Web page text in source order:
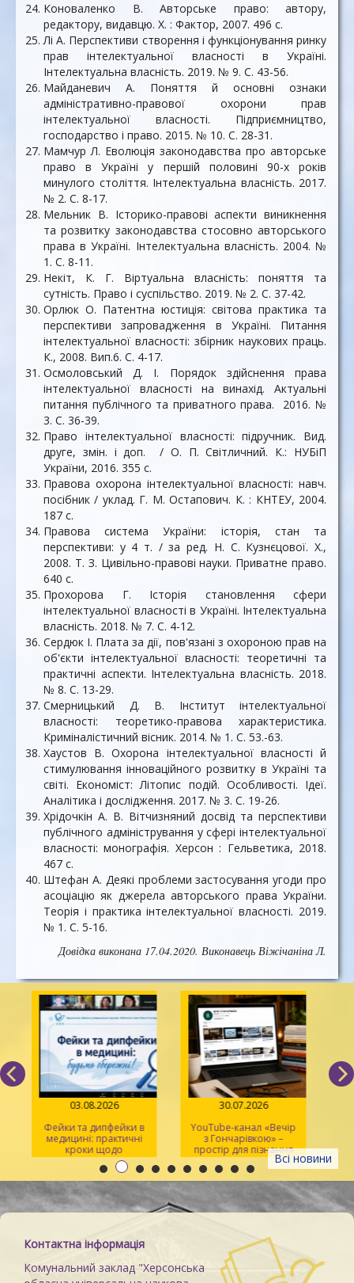
Коноваленко В. Авторське право: автору,
редактору, видавцю. X. : Фактор, 2007. 496 с.
Лі А. Перспективи створення і функціонування ринку
прав інтелектуальної власності в Україні.
Інтелектуальна власність. 2019. № 9. С. 43-56.
Майданевич А. Поняття й основні ознаки
адміністративно-правової охорони прав
інтелектуальної власності. Підприємництво,
господарство і право. 2015. № 10. С. 28-31.
Мамчур Л. Еволюція законодавства про авторське
право в Україні у першій половині 90-х років
минулого століття. Інтелектуальна власність. 2017.
№ 2. С. 8-17.
Мельник В. Історико-правові аспекти виникнення
та розвитку законодавства стосовно авторського
права в Україні. Інтелектуальна власність. 2004. №
1. С. 8-11.
Некіт, К. Г. Віртуальна власність: поняття та
сутність. Право і суспільство. 2019. № 2. С. 37-42.
Орлюк О. Патентна юстиція: світова практика та
перспективи запровадження в Україні. Питання
інтелектуальної власності: збірник наукових праць.
К., 2008. Вип.6. С. 4-17.
Осмоловський Д. І. Порядок здійснення права
інтелектуальної власності на винахід. Актуальні
питання публічного та приватного права. 2016. №
3. С. 36-39.
Право інтелектуальної власності: підручник. Вид.
друге, змін. і доп. / О. П. Світличний. К.: НУБіП
України, 2016. 355 с.
Правова охорона інтелектуальної власності: навч.
посібник / уклад. Г. М. Остапович. К. : КНТЕУ, 2004.
187 с.
Правова система України: історія, стан та
перспективи: у 4 т. / за ред. Н. С. Кузнєцової. Х.,
2008. Т. З. Цивільно-правові науки. Приватне право.
640 с.
Прохорова Г. Історія становлення сфери
інтелектуальної власності в Україні. Інтелектуальна
власність. 2018. № 7. С. 4-12.
Сердюк І. Плата за дії, пов'язані з охороною прав на
об'єкти інтелектуальної власності: теоретичні та
практичні аспекти. Інтелектуальна власність. 2018.
№ 8. С. 13-29.
Смерницький Д. В. Інститут інтелектуальної
власності: теоретико-правова характеристика.
Криміналістичний вісник. 2014. № 1. С. 53.-63.
Хаустов В. Охорона інтелектуальної власності й
стимулювання інноваційного розвитку в Україні та
світі. Економіст: Літопис подій. Особливості. Ідеї.
Аналітика і дослідження. 2017. № 3. С. 19-26.
Хрідочкін А. В. Вітчизняний досвід та перспективи
публічного адміністрування у сфері інтелектуальної
власності: монографія. Херсон : Гельветика, 2018.
467 с.
Штефан А. Деякі проблеми застосування угоди про
асоціацію як джерела авторського права України.
Теорія і практика інтелектуальної власності. 2019.
№ 1. С. 5-16.
Довідка виконана 17.04.2020. Виконавець Віжічаніна Л.
Всі новини
03.08.2026
Фейки та дипфейки в
медицині: практичні
кроки щодо
розпізнавання
30.07.2026
YouTube-канал «Вечір
з Гончарівкою» –
простір для пізнання
та натхнення
Контактна інформація
Комунальний заклад "Херсонська